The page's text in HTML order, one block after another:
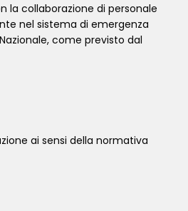
la collaborazione di personale
nel sistema di emergenza
come previsto dal
ai sensi della normativa